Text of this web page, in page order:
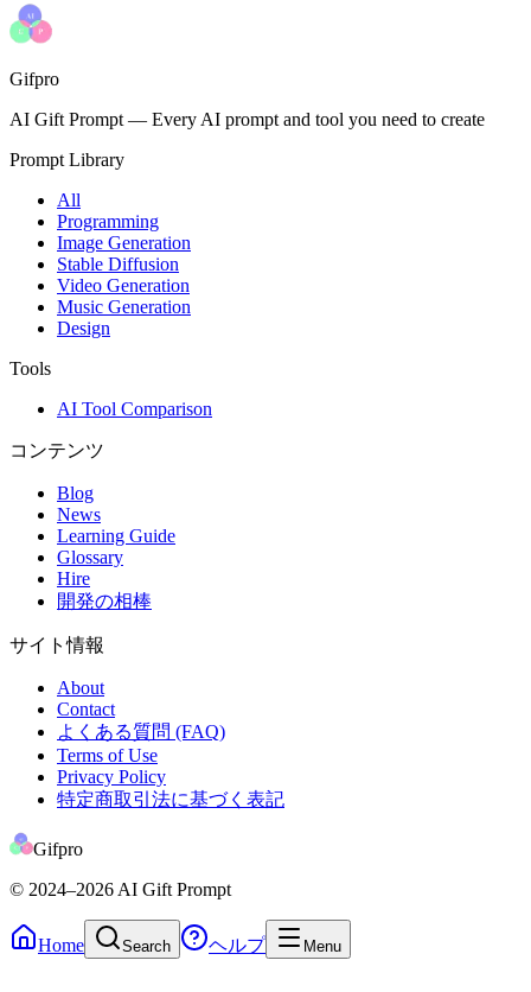
Gifpro
AI Gift Prompt — Every AI prompt and tool you need to create
Prompt Library
All
Programming
Image Generation
Stable Diffusion
Video Generation
Music Generation
Design
Tools
AI Tool Comparison
コンテンツ
Blog
News
Learning Guide
Glossary
Hire
開発の相棒
サイト情報
About
Contact
よくある質問 (FAQ)
Terms of Use
Privacy Policy
特定商取引法に基づく表記
Gifpro
© 2024–2026 AI Gift Prompt
Home Search ヘルプ Menu